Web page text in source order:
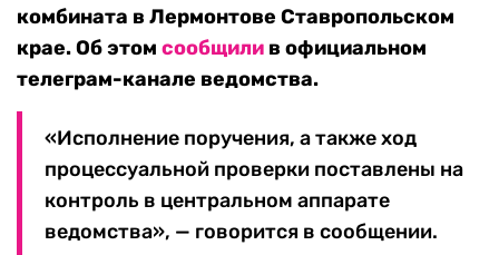
комбината в Лермонтове Ставропольском
крае. Об этом сообщили в официальном
телеграм-канале ведомства.
«Исполнение поручения, а также ход
процессуальной проверки поставлены на
контроль в центральном аппарате
ведомства», — говорится в сообщении.